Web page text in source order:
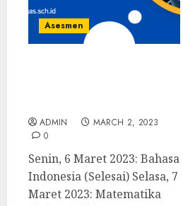
Asesmen
ADMIN
MARCH 2, 2023
0
Senin, 6 Maret 2023: Bahasa
Indonesia (Selesai) Selasa, 7
Maret 2023: Matematika